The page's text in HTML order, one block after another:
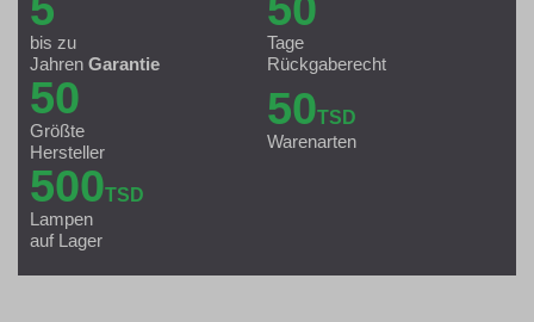
bis zu
Jahren Garantie
Tage
Rückgaberecht
50
Größte
Hersteller
50TSD
Warenarten
500TSD
Lampen
auf Lager